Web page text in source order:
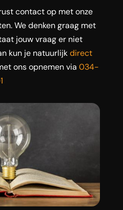
contact op met onze
We denken graag met
jouw vraag er niet
kun je natuurlijkdirect
ons opnemen via 034-